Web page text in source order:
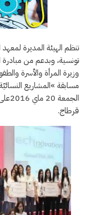
تونسية، وبدعم من مبادرة
وزيرة المرأة والأسرة
قرطاج.